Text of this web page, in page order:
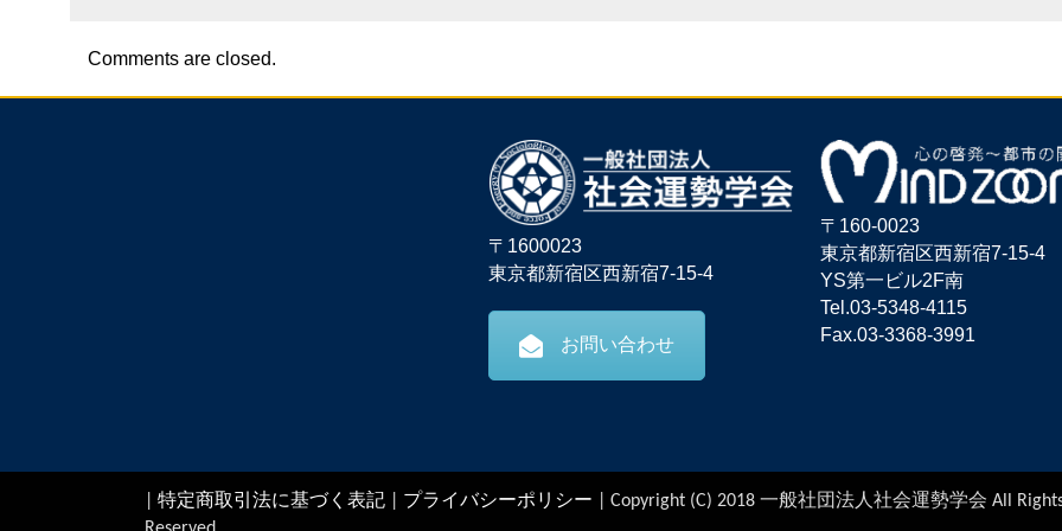
Comments are closed.
〒1600023
東京都新宿区西新宿7-15-4
お問い合わせ
〒160-0023
東京都新宿区西新宿7-15-4
YS第一ビル2F南
Tel.03-5348-4115
Fax.03-3368-3991
特定商取引法に基づく表記 プライバシーポリシー | Copyright (C) 2018 一般社団法人社会運勢学会 All